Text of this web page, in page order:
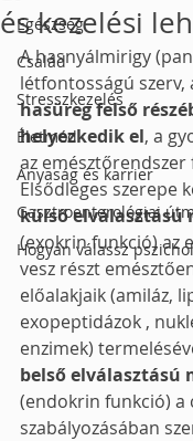
Egészség
Család
Stresszkezelés
Életmód
Anyaság és karrier
Gasztroenterológiai
Hogyan válassz
és kezelési
A hasnyálmirigy
létfontosságú szerv,
hasüreg felső
helyezkedik el, a
az emésztőrendszer
Elsődleges szerepe
külső elválasztású
(exokrin funkció) az
vesz részt
előalakjaik (amiláz,
exopeptidázok ,
enzimek)
belső elválasztású
(endokrin funkció) a
szabályozásában